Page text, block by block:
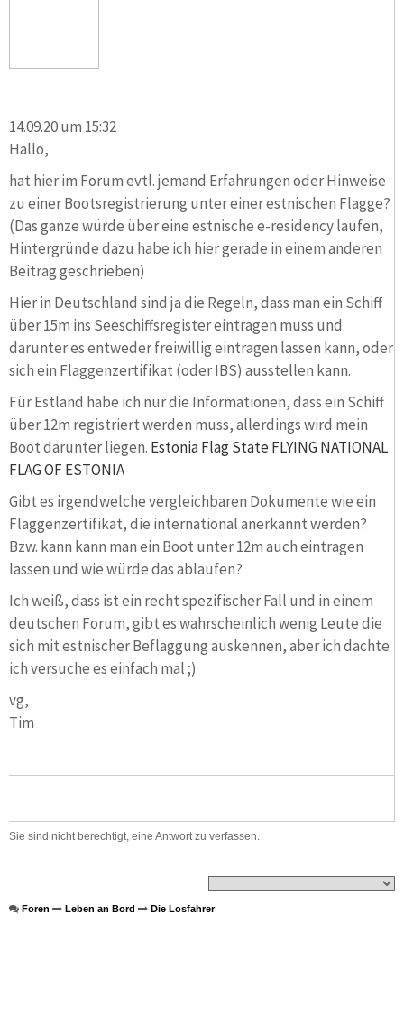
14.09.20 um 15:32
Hallo,
hat hier im Forum evtl. jemand Erfahrungen oder Hinweise
zu einer Bootsregistrierung unter einer estnischen Flagge?
(Das ganze würde über eine estnische e-residency laufen,
Hintergründe dazu habe ich hier gerade in einem anderen
Beitrag geschrieben)
Hier in Deutschland sind ja die Regeln, dass man ein Schiff
über 15m ins Seeschiffsregister eintragen muss und
darunter es entweder freiwillig eintragen lassen kann, oder
sich ein Flaggenzertifikat (oder IBS) ausstellen kann.
Für Estland habe ich nur die Informationen, dass ein Schiff
über 12m registriert werden muss, allerdings wird mein
Boot darunter liegen. Estonia Flag StateFLYING NATIONAL
FLAG OF ESTONIA
Gibt es irgendwelche vergleichbaren Dokumente wie ein
Flaggenzertifikat, die international anerkannt werden?
Bzw. kann kann man ein Boot unter 12m auch eintragen
lassen und wie würde das ablaufen?
Ich weiß, dass ist ein recht spezifischer Fall und in einem
deutschen Forum, gibt es wahrscheinlich wenig Leute die
sich mit estnischer Beflaggung auskennen, aber ich dachte
ich versuche es einfach mal ;)
vg,
Tim
Sie sind nicht berechtigt, eine Antwort zu verfassen.
Foren Leben an Bord Die Losfahrer